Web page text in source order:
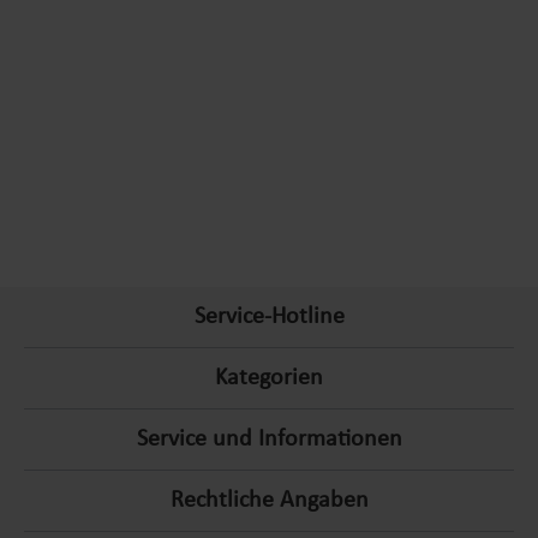
möglich zu gestalten. Entdecken Sie die Vorteile des Einkaufs
Shoppingerlebnis für Haus und Garten.
Service-Hotline
Kategorien
Service und Informationen
Rechtliche Angaben